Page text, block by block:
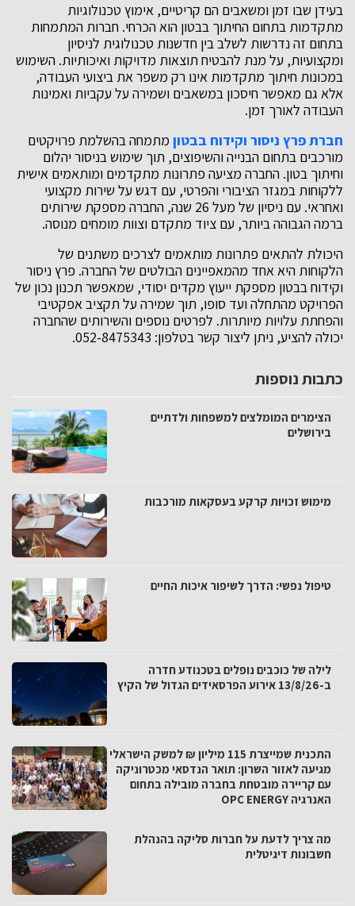
בעידן שבו זמן ומשאבים הם קריטיים, אימוץ טכנולוגיות
מתקדמות בתחום החיתוך בבטון הוא הכרחי. חברות המתמחות
בתחום זה נדרשות לשלב בין חדשנות טכנולוגית לניסיון
ומקצועיות, על מנת להבטיח תוצאות מדויקות ואיכותיות. השימוש
במכונות חיתוך מתקדמות אינו רק משפר את ביצועי העבודה,
אלא גם מאפשר חיסכון במשאבים ושמירה על עקביות ואמינות
העבודה לאורך זמן.
חברת פרץ ניסור וקידוח בבטון מתמחה בהשלמת פרויקטים
מורכבים בתחום הבנייה והשיפוצים, תוך שימוש בניסור יהלום
וחיתוך בטון. החברה מציעה פתרונות מתקדמים ומותאמים אישית
ללקוחות במגזר הציבורי והפרטי, עם דגש על שירות מקצועי
ואחראי. עם ניסיון של מעל 26 שנה, החברה מספקת שירותים
ברמה הגבוהה ביותר, עם ציוד מתקדם וצוות מומחים מנוסה.
היכולת להתאים פתרונות מותאמים לצרכים משתנים של
הלקוחות היא אחד מהמאפיינים הבולטים של החברה. פרץ ניסור
וקידוח בבטון מספקת ייעוץ מקדים יסודי, שמאפשר תכנון נכון של
הפרויקט מהתחלה ועד סופו, תוך שמירה על תקציב אפקטיבי
והפחתת עלויות מיותרות. לפרטים נוספים והשירותים שהחברה
יכולה להציע, ניתן ליצור קשר בטלפון: 052-8475343.
כתבות נוספות
הצימרים המומלצים למשפחות ולדתיים
בירושלים
מימוש זכויות קרקע בעסקאות מורכבות
טיפול נפשי: הדרך לשיפור איכות החיים
לילה של כוכבים נופלים בטכנודע חדרה
ב-13/8/26 אירוע הפרסאידים הגדול של הקיץ
התכנית שמייצרת 115 מיליון ₪ למשק הישראלי
מגיעה לאזור השרון: תואר הנדסאי מכטרוניקה
עם קריירה מובטחת בחברה מובילה בתחום
האנרגיה OPC ENERGY
מה צריך לדעת על חברות סליקה בהנהלת
חשבונות דיגיטלית